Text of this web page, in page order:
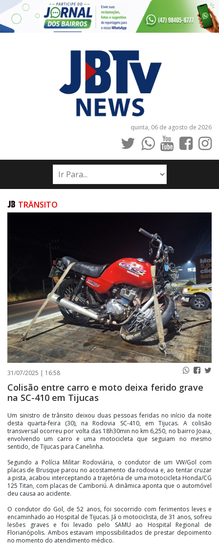
quinta, 06 de agosto de 2026
INÍCIO
NOTÍCIAS
TRÂNSITO
31/07/2025 | 16:58
Colisão entre carro e moto deixa ferido grave
na SC-410 em Tijucas
Um sinistro de trânsito deixou duas pessoas feridas no início da noite
desta quarta-feira (30), na Rodovia SC-410, em Tijucas. A colisão
transversal ocorreu por volta das 18h30min no km 6,250, no bairro Joaia,
envolvendo um carro e uma motocicleta que seguiam no mesmo
sentido, de Tijucas para Canelinha.
Segundo a Polícia Militar Rodoviária, o condutor de um VW/Gol com
placas de Brusque parou no acostamento da rodovia e, ao tentar cruzar
a pista, acabou interceptando a trajetória de uma motocicleta Honda/CG
125 Titan, com placas de Camboriú. A dinâmica aponta que o automóvel
deu causa ao acidente.
O condutor do Gol, de 52 anos, foi socorrido com ferimentos leves e
encaminhado ao Hospital de Tijucas. Já o motociclista, de 31 anos, sofreu
lesões graves e foi levado pelo SAMU ao Hospital Regional de
Florianópolis. Ambos estavam impossibilitados de prestar depoimento
no momento do atendimento médico.